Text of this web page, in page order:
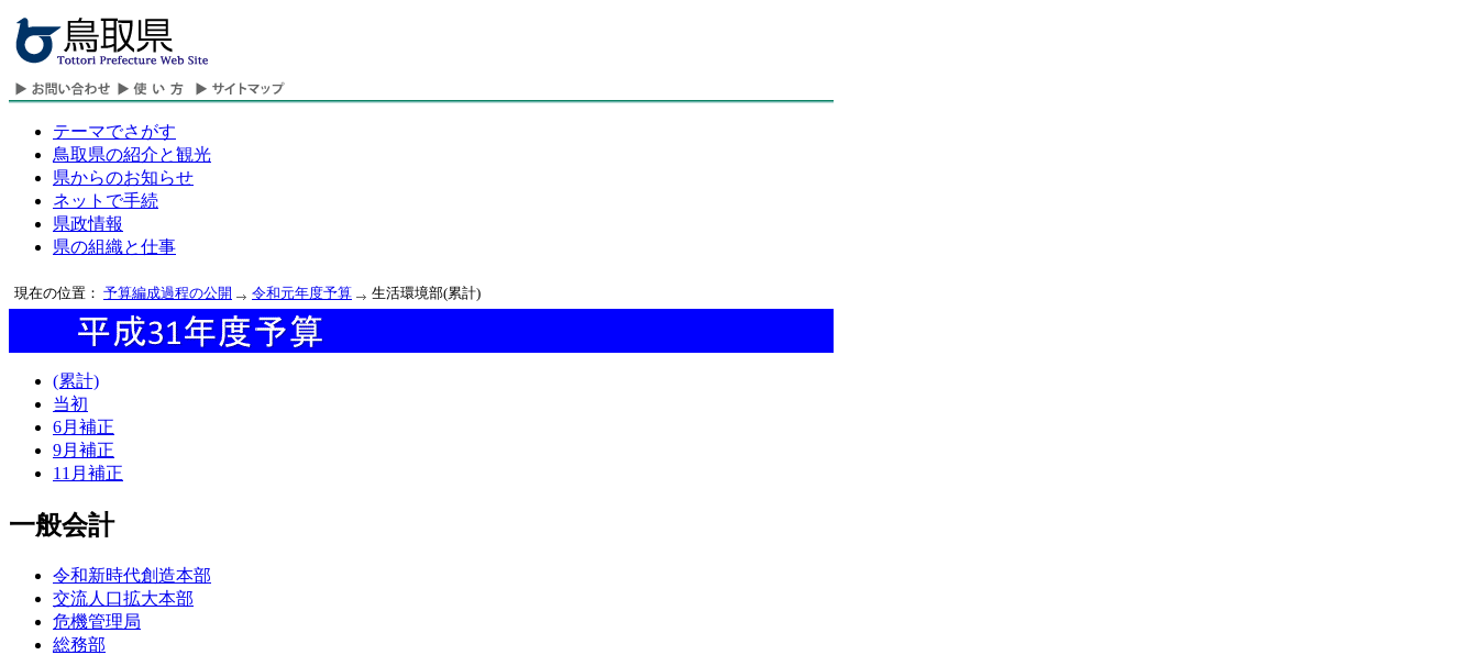
テーマでさがす
鳥取県の紹介と観光
県からのお知らせ
ネットで手続
県政情報
県の組織と仕事
現在の位置： 予算編成過程の公開 令和元年度予算 生活環境部(累計)
(累計)
当初
6月補正
9月補正
11月補正
一般会計
令和新時代創造本部
交流人口拡大本部
危機管理局
総務部